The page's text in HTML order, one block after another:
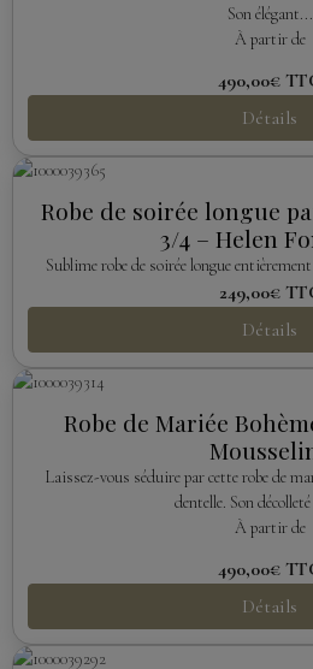
Son élégant...
À partir de
490,00€
Détails
Robe de soirée longue
3/4 – Helen
Sublime robe de soirée longue
249,00€
Détails
Robe de Mariée
Laissez-vous séduire par cette robe de
dentelle. Son
À partir de
490,00€
Détails